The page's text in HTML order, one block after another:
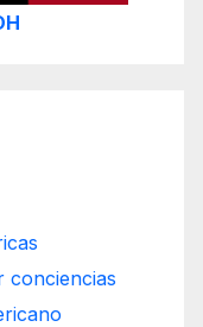
conciencias